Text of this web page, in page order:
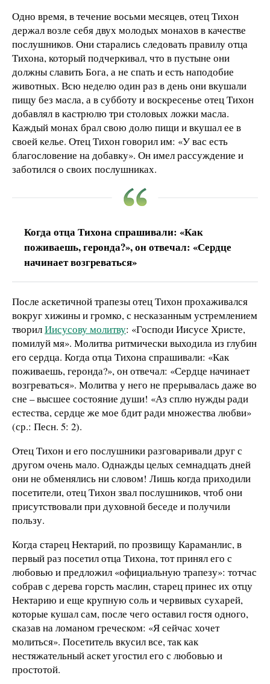
Одно время, в течение восьми месяцев, отец Тихон
держал возле себя двух молодых монахов в качестве
послушников. Они старались следовать правилу отца
Тихона, который подчеркивал, что в пустыне они
должны славить Бога, а не спать и есть наподобие
животных. Всю неделю один раз в день они вкушали
пищу без масла, а в субботу и воскресенье отец Тихон
добавлял в кастрюлю три столовых ложки масла.
Каждый монах брал свою долю пищи и вкушал ее в
своей келье. Отец Тихон говорил им: «У вас есть
благословение на добавку». Он имел рассуждение и
заботился о своих послушниках.
Когда отца Тихона спрашивали: «Как
поживаешь, геронда?», он отвечал: «Сердце
начинает возгреваться»
После аскетичной трапезы отец Тихон прохаживался
вокруг хижины и громко, с несказанным устремлением
творилИисусову молитву: «Господи Иисусе Христе,
помилуй мя». Молитва ритмически выходила из глубин
его сердца. Когда отца Тихона спрашивали: «Как
поживаешь, геронда?», он отвечал: «Сердце начинает
возгреваться». Молитва у него не прерывалась даже во
сне – высшее состояние души! «Аз сплю нужды ради
естества, сердце же мое бдит ради множества любви»
(ср.: Песн. 5: 2).
Отец Тихон и его послушники разговаривали друг с
другом очень мало. Однажды целых семнадцать дней
они не обменялись ни словом! Лишь когда приходили
посетители, отец Тихон звал послушников, чтоб они
присутствовали при духовной беседе и получили
пользу.
Когда старец Нектарий, по прозвищу Караманлис, в
первый раз посетил отца Тихона, тот принял его с
любовью и предложил «официальную трапезу»: тотчас
собрав с дерева горсть маслин, старец принес их отцу
Нектарию и еще крупную соль и червивых сухарей,
которые кушал сам, после чего оставил гостя одного,
сказав на ломаном греческом: «Я сейчас хочет
молиться». Посетитель вкусил все, так как
нестяжательный аскет угостил его с любовью и
простотой.